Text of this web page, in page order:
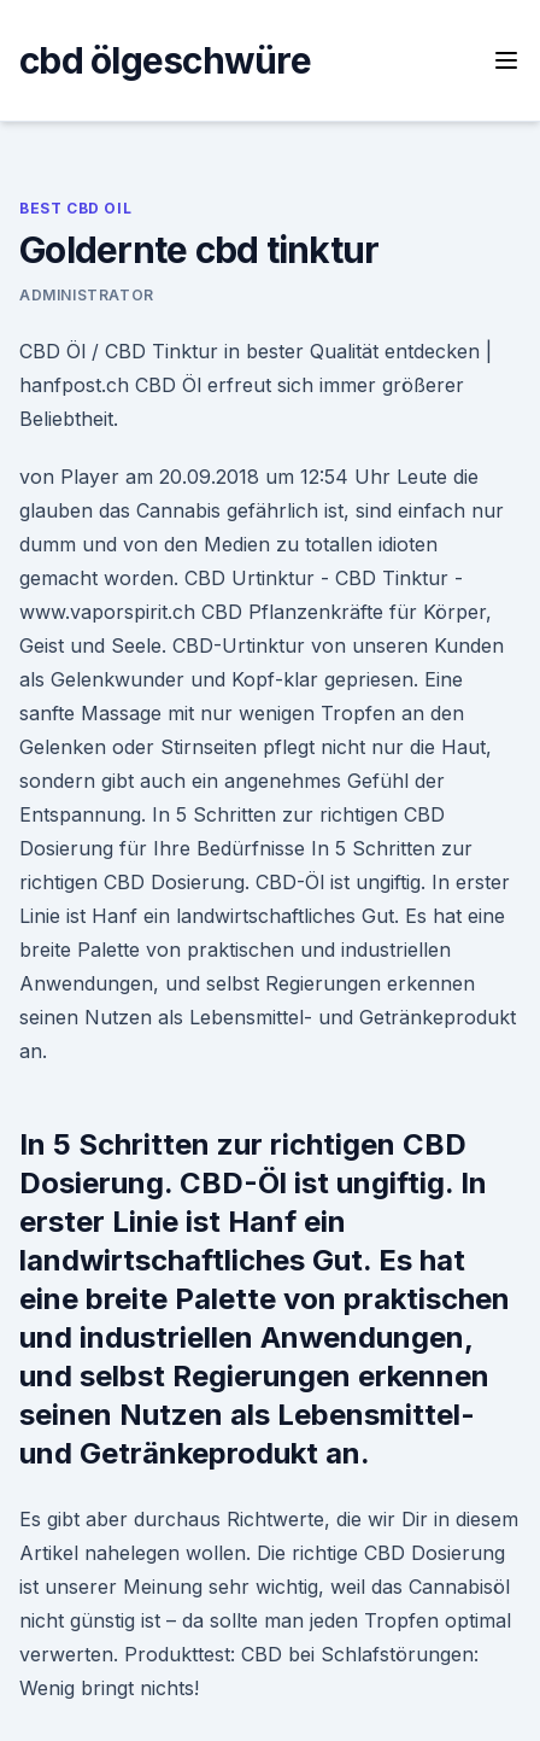
content
cbd ölgeschwüre
BEST CBD OIL
Goldernte cbd tinktur
ADMINISTRATOR
CBD Öl / CBD Tinktur in bester Qualität entdecken |
hanfpost.ch CBD Öl erfreut sich immer größerer
Beliebtheit.
von Player am 20.09.2018 um 12:54 Uhr Leute die
glauben das Cannabis gefährlich ist, sind einfach nur
dumm und von den Medien zu totallen idioten
gemacht worden. CBD Urtinktur - CBD Tinktur -
www.vaporspirit.ch CBD Pflanzenkräfte für Körper,
Geist und Seele. CBD-Urtinktur von unseren Kunden
als Gelenkwunder und Kopf-klar gepriesen. Eine
sanfte Massage mit nur wenigen Tropfen an den
Gelenken oder Stirnseiten pflegt nicht nur die Haut,
sondern gibt auch ein angenehmes Gefühl der
Entspannung. In 5 Schritten zur richtigen CBD
Dosierung für Ihre Bedürfnisse In 5 Schritten zur
richtigen CBD Dosierung. CBD-Öl ist ungiftig. In erster
Linie ist Hanf ein landwirtschaftliches Gut. Es hat eine
breite Palette von praktischen und industriellen
Anwendungen, und selbst Regierungen erkennen
seinen Nutzen als Lebensmittel- und Getränkeprodukt
an.
In 5 Schritten zur richtigen CBD
Dosierung. CBD-Öl ist ungiftig. In
erster Linie ist Hanf ein
landwirtschaftliches Gut. Es hat
eine breite Palette von praktischen
und industriellen Anwendungen,
und selbst Regierungen erkennen
seinen Nutzen als Lebensmittel-
und Getränkeprodukt an.
Es gibt aber durchaus Richtwerte, die wir Dir in diesem
Artikel nahelegen wollen. Die richtige CBD Dosierung
ist unserer Meinung sehr wichtig, weil das Cannabisöl
nicht günstig ist – da sollte man jeden Tropfen optimal
verwerten. Produkttest: CBD bei Schlafstörungen:
Wenig bringt nichts!